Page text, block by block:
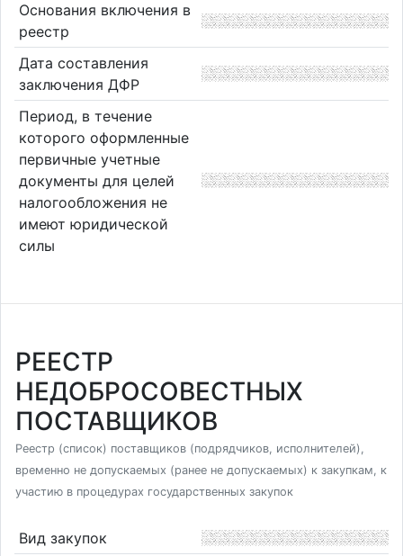
Основания включения в
реестр
Дата составления
заключения ДФР
Период, в течение
которого оформленные
первичные учетные
документы для целей
налогообложения не
имеют юридической
силы
РЕЕСТР
НЕДОБРОСОВЕСТНЫХ
ПОСТАВЩИКОВ
Реестр (список) поставщиков (подрядчиков, исполнителей),
временно не допускаемых (ранее не допускаемых) к закупкам, к
участию в процедурах государственных закупок
Вид закупок